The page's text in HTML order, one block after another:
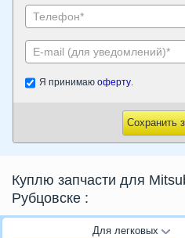
Я принимаю оферту.
Сохранить
Куплю запчасти для
Рубцовске :
Для легковых